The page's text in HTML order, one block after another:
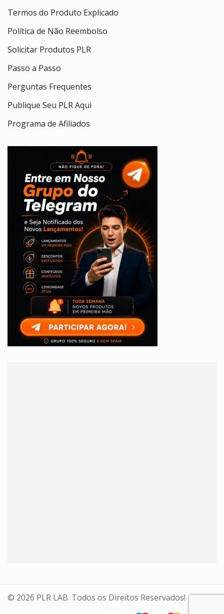
Termos do Produto Explicado
Política de Não Reembolso
Solicitar Produtos PLR
Passo a Passo
Perguntas Frequentes
Publique Seu PLR Aqui
Programa de Afiliados
© 2026 PLR LAB. Todos os Direitos Reservados!